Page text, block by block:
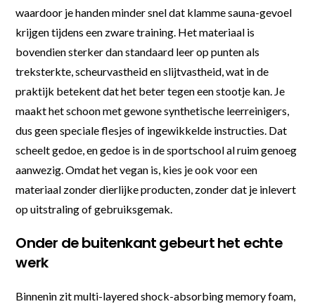
waardoor je handen minder snel dat klamme sauna-gevoel
krijgen tijdens een zware training. Het materiaal is
bovendien sterker dan standaard leer op punten als
treksterkte, scheurvastheid en slijtvastheid, wat in de
praktijk betekent dat het beter tegen een stootje kan. Je
maakt het schoon met gewone synthetische leerreinigers,
dus geen speciale flesjes of ingewikkelde instructies. Dat
scheelt gedoe, en gedoe is in de sportschool al ruim genoeg
aanwezig. Omdat het vegan is, kies je ook voor een
materiaal zonder dierlijke producten, zonder dat je inlevert
op uitstraling of gebruiksgemak.
Onder de buitenkant gebeurt het echte
werk
Binnenin zit multi-layered shock-absorbing memory foam,